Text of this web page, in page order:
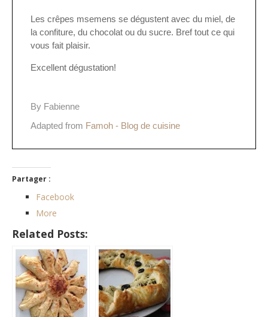
Les crêpes msemens se dégustent avec du miel, de
la confiture, du chocolat ou du sucre. Bref tout ce qui
vous fait plaisir.
Excellent dégustation!
By Fabienne
Adapted from Famoh - Blog de cuisine
Partager :
Facebook
More
Related Posts: